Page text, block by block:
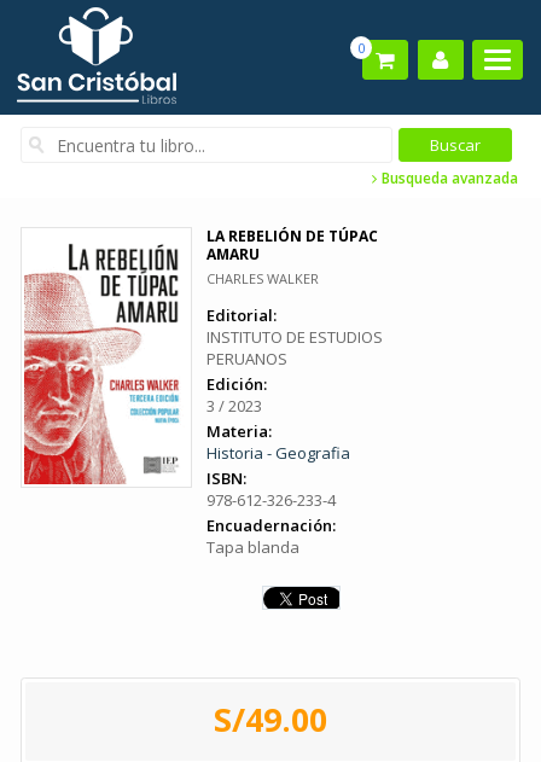
0
Busqueda avanzada
LA REBELIÓN DE TÚPAC
AMARU
CHARLES WALKER
Editorial:
INSTITUTO DE ESTUDIOS
PERUANOS
Edición:
3 / 2023
Materia:
Historia - Geografia
ISBN:
978-612-326-233-4
Encuadernación:
Tapa blanda
S/49.00